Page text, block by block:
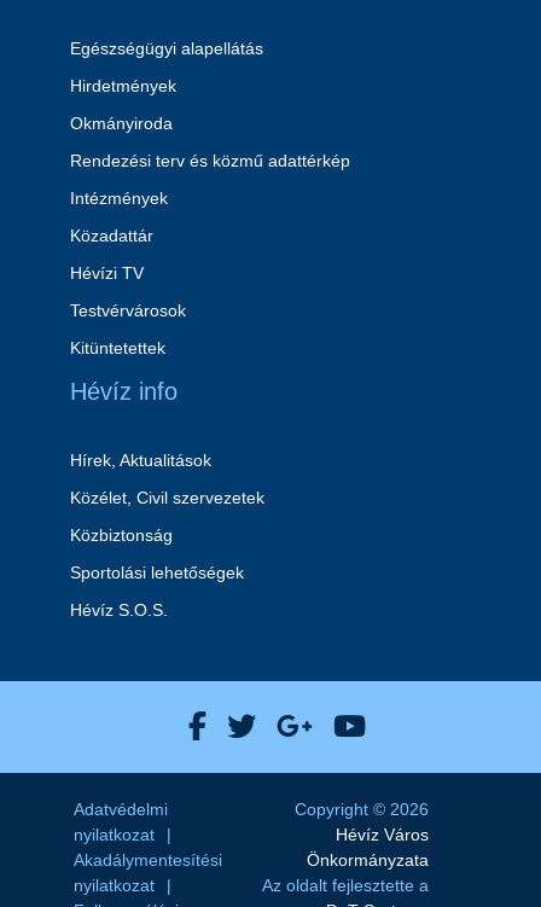
Egészségügyi alapellátás
Hirdetmények
Okmányiroda
Rendezési terv és közmű adattérkép
Intézmények
Közadattár
Hévízi TV
Testvérvárosok
Kitüntetettek
Hévíz info
Hírek, Aktualitások
Közélet, Civil szervezetek
Közbiztonság
Sportolási lehetőségek
Hévíz S.O.S.
Hévíz Város Facebook
Hévíz Város X
Hévíz Város
Hévíz Város
Adatvédelmi
nyilatkozat
Akadálymentesítési
nyilatkozat
Copyright © 2026
Hévíz Város
Önkormányzata
Az oldalt fejlesztette a